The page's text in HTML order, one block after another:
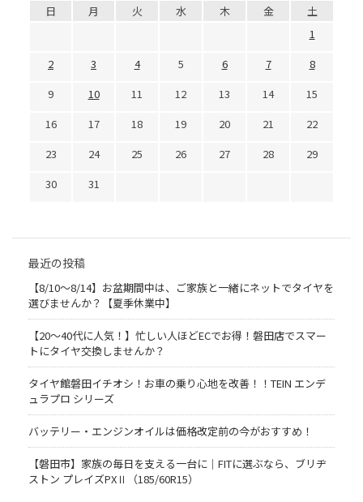
日 月 火 水 木 金
土
1
2
3 4 5 6 7
8
9
10 11 12 13 14
15
16
17 18 19 20 21
22
23
24 25 26 27 28
29
30
31
最近の投稿
【8/10～8/14】お盆期間中は、ご家族と一緒にネットでタイヤを
選びませんか？【夏季休業中】
【20〜40代に人気！】忙しい人ほどECでお得！磐田店でスマー
トにタイヤ交換しませんか？
タイヤ館磐田イチオシ！お車の乗り心地を改善！！TEIN エンデ
ュラプロ シリーズ
バッテリー・エンジンオイルは価格改定前の今がおすすめ！
【磐田市】家族の毎日を支える一台に｜FITに選ぶなら、ブリヂ
ストン プレイズPXⅡ（185/60R15）